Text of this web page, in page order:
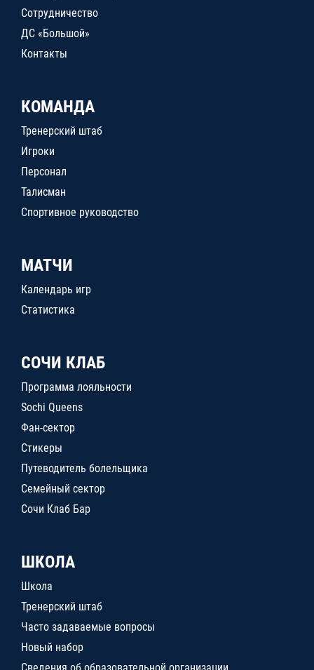
Сотрудничество
ДС «Большой»
Контакты
КОМАНДА
Тренерский штаб
Игроки
Персонал
Талисман
Спортивное руководство
МАТЧИ
Календарь игр
Статистика
СОЧИ КЛАБ
Программа лояльности
Sochi Queens
Фан-сектор
Стикеры
Путеводитель болельщика
Семейный сектор
Сочи Клаб Бар
ШКОЛА
Школа
Тренерский штаб
Часто задаваемые вопросы
Новый набор